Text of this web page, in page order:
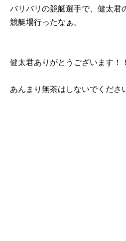
バリバリの競艇選手で、健太君
競艇場行ったなぁ。
健太君ありがとうございます！
あんまり無茶はしないでくださ